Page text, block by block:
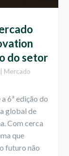
do setor
| Mercado
6ª edição do
global de
Com cerca
que
futuro não